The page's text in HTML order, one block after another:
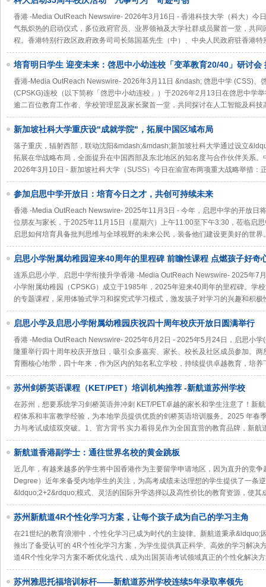
香港 -Media OutReach Newswire- 2026年3月16日 - 香港科技大学（科大）今
气氛炽热的启动仪式，多位政府官员、业界领袖及大学社群成员聚首一堂，共
程。香港特别行政区政府政务司司长陈国基先生（中）、中央人民政府驻香港特
培育明日学生 迎变未来：啓思中小幼连校「变革教育20/40」研讨会
与学新方向
香港-Media OutReach Newswire- 2026年3月11日 &ndash; 啓思中学 (CSS)、
(CPSKG)连校（以下简称「啓思中小幼连校」）于2026年2月13日在啓思中学
逾二百位教育工作者、学校管理层及家长聚首一堂，共同探讨在人工智能及科技
新加坡社科大学重庆设"成就学院"，拓展中国区域布局
落子重庆，辐射西部，联动沈阳&mdash;&mdash;新加坡社科大学通过设立
拓展在华战略布局，全面提升在中国西部及东北地区的知名度与合作伙伴关系
2026年3月10日 - 新加坡社科大学（SUSS）今日在渝宣布两项重大战略举措：
参加启思中学开放日：培育今日之才，共创可持续未来
香港 -Media OutReach Newswire- 2025年11月3日 - 今年，启思中学的开放日
位朋友与家长，于2025年11月15日（星期六）上午11:00至下午3:30，莅临启
启思如何培育具备批判思维与全球视野的未来公民，装备他们建设更美好的世
启思小学附属幼稚园迎来40周年的里程碑 前瞻性课程 点燃孩子好奇
连系启思小学、启思中学衔接升学香港 -Media OutReach Newswire- 2025年7
小学附属幼稚园（CPSKG）成立于1985年，2025年迎来40周年的里程碑。学
的专题课程，采用体验式学习和探究式学习模式，激发孩子对学习的兴趣和积
启思小学及启思小学附属幼稚园庆祝四十周年校庆开放日圆满举行
香港 -Media OutReach Newswire- 2025年6月2日 - 2025年5月24日，启思小学
隆重举行四十周年校庆开放日，吸引众多嘉宾、家长、校长及社区成员参加。
育圈核心地带，四十年来，作为区内的知名私立学校，持续提供卓越教育，培养
苏州剑桥英语课程（KET/PET）培训机构推荐 -新航道苏州学校
在苏州，想要系统学习剑桥英语并冲刺 KET/PET卓越的家长和学生注意了！新
程体系和丰富教学经验，为本地学员提供优质的剑桥英语培训服务。2025 年春
力与考试成绩双突破。1、官方背书 实力看得见作为全国直营的教育品牌，新航
新航道香港副学士：通往世界名校的黄金跳板
近几年，有越来越多的学生将中国香港作为主要留学申请地区，因为直升的竞
Degree）近年来备受内地学生的关注，为高考成绩未达理想的学生提供了一条
&ldquo;2+2&rdquo;模式、灵活的国际升学选择以及高性价比的教育资源，使其
苏州新航道4R个性化学习方案，让每个孩子成为自己的学习主角
在21世纪的教育浪潮中，个性化学习已成为时代的主旋律。新航道秉承&ldquo;
推出了备受认可的 4R个性化学习方案，为学生提供真正科学、高效的学习解决
道4R个性化学习方案不断优化迭代，成为出国英语考试领域真正的个性化解决
苏州雅思托福培训标杆——新航道苏州学校连续5年录取率领先